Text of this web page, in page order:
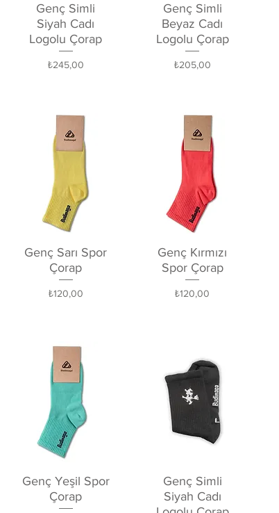
Hızlı Bakış
Genç Simli
Siyah Cadı
Logolu Çorap
Fiyat
₺245,00
Hızlı Bakış
Genç Simli
Beyaz Cadı
Logolu Çorap
Fiyat
₺205,00
Hızlı Bakış
Genç Sarı Spor
Çorap
Fiyat
₺120,00
Hızlı Bakış
Genç Kırmızı
Spor Çorap
Fiyat
₺120,00
Hızlı Bakış
Genç Yeşil Spor
Çorap
Hızlı Bakış
Genç Simli
Siyah Cadı